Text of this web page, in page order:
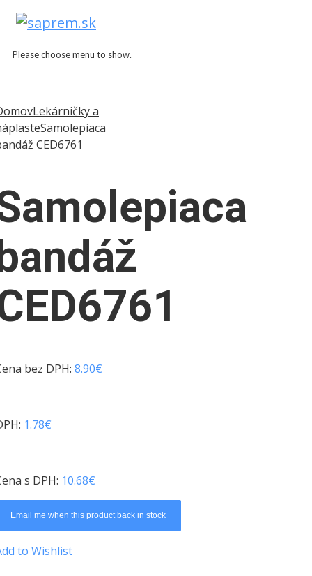
Please choose menu to show.
Lekárničky a
Samolepiaca
CED6761
bez DPH: 8.90€
1.78€
s DPH: 10.68€
Email me when this product back in stock
to Wishlist